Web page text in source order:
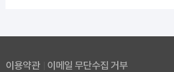
이용약관 이메일 무단수집 거부